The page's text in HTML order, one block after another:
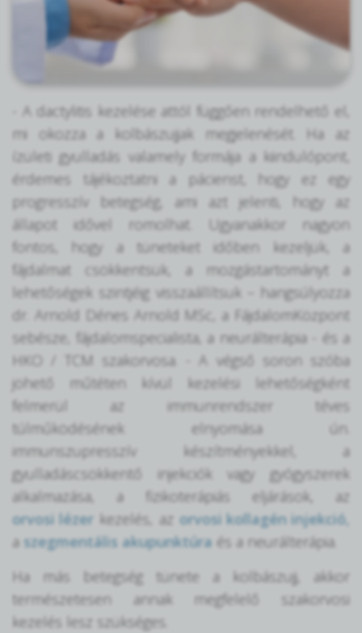
- A dactylitis kezelése attól függően rendelhető el,
mi okozza a kolbászujjak megjelenését. Ha az
ízületi gyulladás valamely formája a kiindulópont,
érdemes tájékoztatni a pácienst, hogy ez egy
progresszív betegség, ami azt jelenti, hogy az
állapot idővel romolhat. Ugyanakkor nagyon
fontos, hogy a tüneteket időben kezeljük, a
fájdalmat csökkentsük, a mozgástartományt a
lehetőségek szintjéig visszaállítsuk – hangsúlyozza
dr. Arnold Dénes Arnold MSc, a FájdalomKözpont
sebésze, fájdalomspecialista, a neurálterápia - és a
HKO / TCM szakorvosa. - A végső soron szóba
jöhető műtéten kívül kezelési lehetőségként
felmerül az immunrendszer téves
túlműködésének elnyomása ún.
immunszupresszív készítményekkel, a
gyulladáscsökkentő injekciók vagy gyógyszerek
alkalmazása, a fizikoterápiás eljárások, az
orvosi lézer kezelés, az orvosi kollagén injekció,
a szegmentális akupunktúra és a neurálterápia.
Ha más betegség tünete a kolbászujj, akkor
természetesen annak megfelelő szakorvosi
kezelés lesz szükséges.